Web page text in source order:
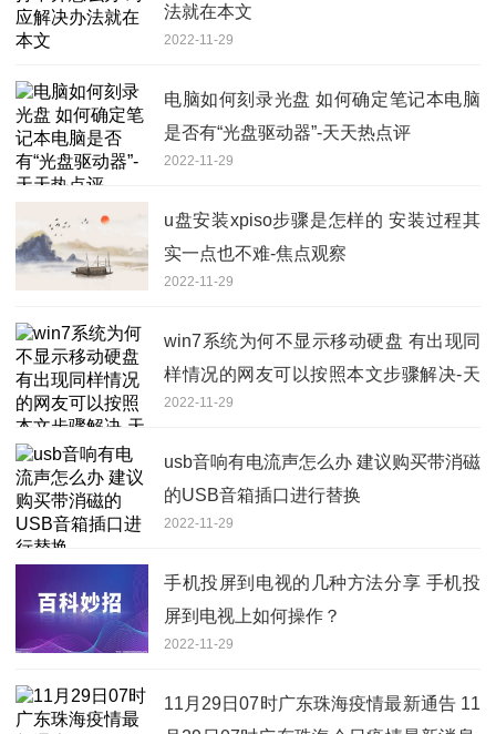
法就在本文
2022-11-29
电脑如何刻录光盘 如何确定笔记本电脑
是否有“光盘驱动器”-天天热点评
2022-11-29
u盘安装xpiso步骤是怎样的 安装过程其
实一点也不难-焦点观察
2022-11-29
win7系统为何不显示移动硬盘 有出现同
样情况的网友可以按照本文步骤解决-天
天观察
2022-11-29
usb音响有电流声怎么办 建议购买带消磁
的USB音箱插口进行替换
2022-11-29
手机投屏到电视的几种方法分享 手机投
屏到电视上如何操作？
2022-11-29
11月29日07时广东珠海疫情最新通告 11